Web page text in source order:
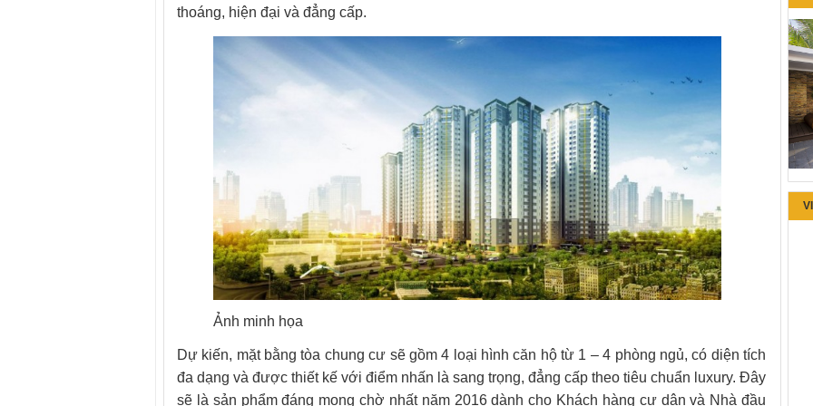
thoáng, hiện đại và đẳng cấp.
Ảnh minh họa
Dự kiến, mặt bằng tòa chung cư sẽ gồm 4 loại hình căn hộ từ 1 – 4 phòng ngủ, có diện tích
đa dạng và được thiết kế với điểm nhấn là sang trọng, đẳng cấp theo tiêu chuẩn luxury. Đây
sẽ là sản phẩm đáng mong chờ nhất năm 2016 dành cho Khách hàng cư dân và Nhà đầu